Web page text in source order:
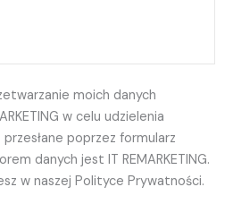
moich danych
w celu udzielenia
poprzez formularz
danych jest IT REMARKETING.
w naszej Polityce Prywatności.